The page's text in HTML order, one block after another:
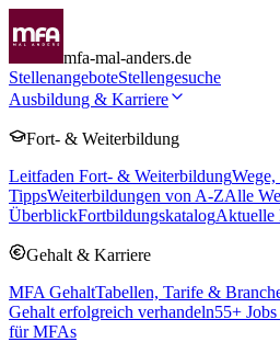
mfa-mal-anders.de
StellenangeboteStellengesuche
Ausbildung & Karriere
Fort- & Weiterbildung
Leitfaden Fort- & Weiterbildung
TippsWeiterbildungen von A-ZAlle
ÜberblickFortbildungskatalogAktuelle
Gehalt & Karriere
MFA GehaltTabellen, Tarife &
Gehalt erfolgreich verhandeln55+
für MFAs